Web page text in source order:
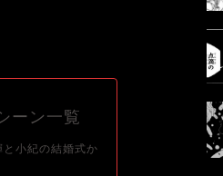
ーン一覧
小紀の結婚式か